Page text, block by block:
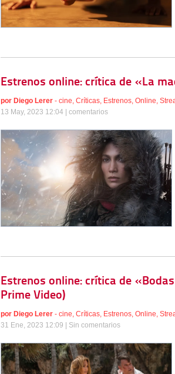
Estrenos online: crítica de «La
por Diego Lerer - cine Críticas Estrenos Online
13 May, 2023 12:04 | comentarios
Estrenos online: crítica de
Prime Video)
por Diego Lerer - cine, Críticas, Estrenos, Online,
31 Ene, 2023 12:09 | Sin comentarios